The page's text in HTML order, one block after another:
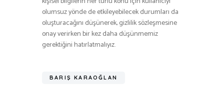
olumsuz yönde de etkileyebilecek durumları da
oluşturacağını düşünerek, gizlilik sözleşmesine
onay verirken bir kez daha düşünmemiz
gerektiğini hatırlatmalıyız.
BARIŞ KARAOĞLAN